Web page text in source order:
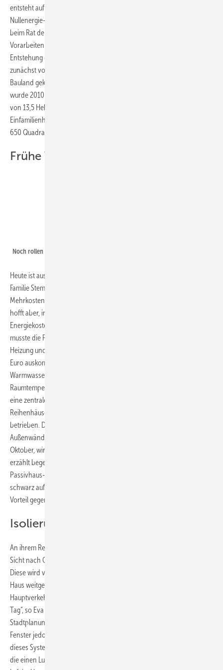
entsteht auf 25,5 Hektar der Zero-e-Park, die flächenmäßig größte
Nullenergie-Siedlung Europas. Die Idee dazu kam vor circa 15 Jahren
beim Rat der Stadt Hannover auf. Es waren anschließend fünf Jahre
Vorarbeiten notwendig, bis 2003 schließlich der Beschluss zur
Entstehung der Siedlung gefasst werden konnte. Daraufhin wurde
zunächst von insgesamt sieben privaten Eigentümern geeignetes
Bauland gekauft und ein Bebauungsplan in Auftrag gegeben. Dieser
wurde 2010 fertiggestellt und sieht für die Nettobaufläche eine Größe
von 13,5 Hektar vor. Hier sollen in drei Bauabschnitten 300
Einfamilienhäuser mit einer Grundstücksgröße von jeweils 500 bis
650 Quadratmetern entstehen.
Frühe Vision der Stadtväter
Noch rollen die Bagger im Zero-E-Park, aber es wird langsam wohnlich.
Heute ist aus der frühen Vision der Stadtväter Realität geworden.
Familie Stemme musste allerdings für ihr Passivhaus deutliche
Mehrkosten gegenüber einem konventionellen Bau einrechnen. Sie
hofft aber, in einigen Jahren durch die erheblich geringeren
Energiekosten die zusätzlichen Ausgaben wieder einzuspielen. So
musste die Familie am früheren Wohnsitz noch rund 400 Euro für
Heizung und Strom einkalkulieren, während sie im Passivhaus mit 150
Euro auskommt. Hier produzieren zwei solarthermische Kollektoren
Warmwasser und Wärme; falls die Heizung zu Spitzenzeiten eine
Raumtemperatur von 21 Grad Celsius nicht halten kann, schaltet sich
eine zentrale Holzpelletheizung zu. Diese versorgt alle 17
Reihenhäuser parallel und wird von Meravis und einer weiteren Firma
betrieben. Durch die bis zu 36 Zentimeter starke Dämmung der
Außenwände verbleibt die Wärme weitgehend im Haus. „Es ist
Oktober, wir brauchen nicht zu heizen und das T-Shirt reicht aus“,
erzählt begeistert Bianca Hartung, die bereits seit Mai 2013 in der
Passivhaus-Siedlung lebt. Ihre Energiebilanz liegt zwar noch nicht
schwarz auf weiß vor. Auch sie rechnet sich aber einen erheblichen
Vorteil gegenüber ihrer früheren Wohnung aus.
Isolierung durch Spezialverglasung
An ihrem Reihenendhaus schätzt Familie Stemme neben der freien
Sicht nach Osten besonders die Stille, die in den Räumen herrscht.
Diese wird vor allem durch die Dreifach-Verglasung erreicht, die das
Haus weitgehend von den Verkehrsgeräuschen der angrenzenden
Hauptverkehrsstraße abschirmt. „Hier verkehren 9.000 Fahrzeuge pro
Tag“, so Eva Ehrenberg-John, Bezirksplanerin vom Baureferat
Stadtplanung Hannover. Primär dient die starke Verglasung der
Fenster jedoch der zusätzlichen Wärmedämmung. Unterstützt wird
dieses System durch eine automatische Be- und Entlüftungsanlage,
die einen Luftaustausch gewährleistet und gleichzeitig die Wärme der